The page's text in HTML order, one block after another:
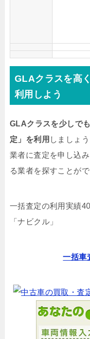
GLAクラスを高
利用しよう
GLAクラスを少しで
定」を利用 しましょ
業者に査定を申し込
る業者を探すことがで
一括査定の利用実績
「ナビクル」
一括車